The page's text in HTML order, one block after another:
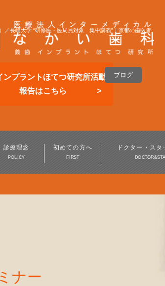
ンプラントほてつ研究所活動
報告はこちら
ブログ
）／長崎大学 “研修医・医局員対象 集中講義”｜京都の歯医者
診療理念
POLICY
初めての方へ
FIRST
ドクター・スタ
予防歯科・定期健診 歯
ナー